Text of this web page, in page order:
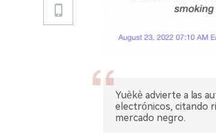
Yuèkè advierte a las
electrónicos, citando
mercado negro.